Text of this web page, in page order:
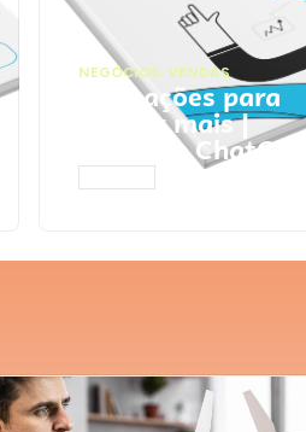
NEGÓCIOS, VENDAS
Faça ações para
vender mais |
Prompts ChatGPT